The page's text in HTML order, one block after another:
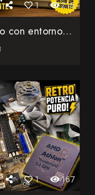
1 216
El sistema operativo retro con entorno gráfico que cabe en ...
1 167